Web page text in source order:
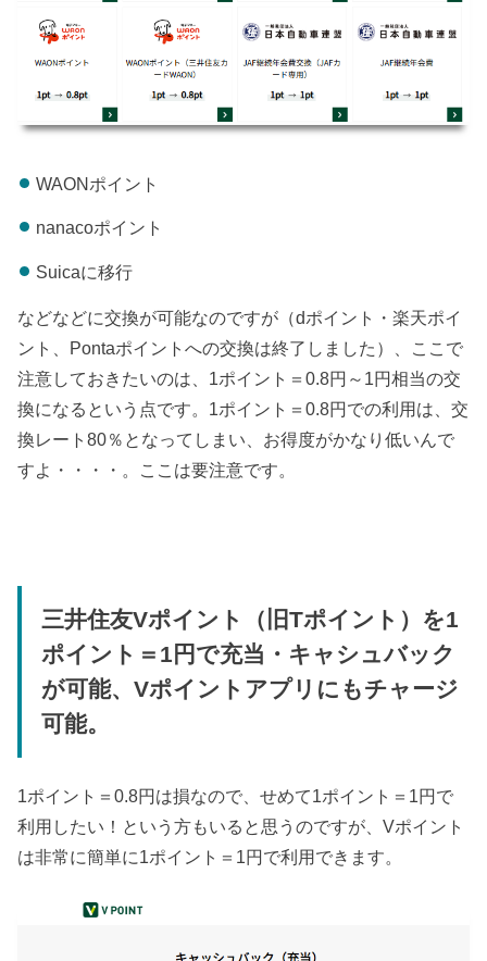
WAONポイント
nanacoポイント
Suicaに移行
などなどに交換が可能なのですが（dポイント・楽天ポイ
ント、Pontaポイントへの交換は終了しました）、ここで
注意しておきたいのは、1ポイント＝0.8円～1円相当の交
換になるという点です。1ポイント＝0.8円での利用は、交
換レート80％となってしまい、お得度がかなり低いんで
すよ・・・・。ここは要注意です。
三井住友Vポイント（旧Tポイント）を1
ポイント＝1円で充当・キャシュバック
が可能、Vポイントアプリにもチャージ
可能。
1ポイント＝0.8円は損なので、せめて1ポイント＝1円で
利用したい！という方もいると思うのですが、Vポイント
は非常に簡単に1ポイント＝1円で利用できます。